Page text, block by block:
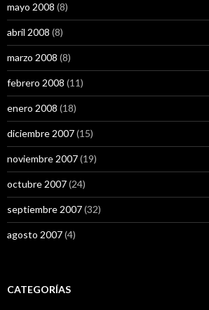
mayo 2008 (8)
abril 2008 (8)
marzo 2008 (8)
febrero 2008 (11)
enero 2008 (18)
diciembre 2007(15)
noviembre 2007(19)
octubre 2007(24)
septiembre 2007(32)
agosto 2007(4)
CATEGORÍAS